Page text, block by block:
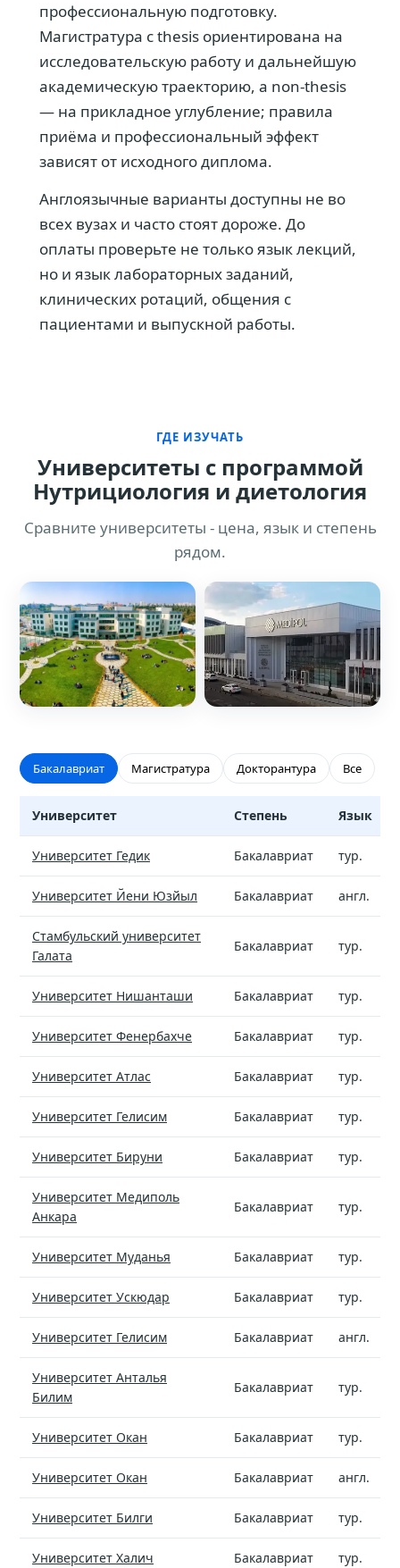
профессиональную подготовку.
Магистратура с thesis ориентирована на
исследовательскую работу и дальнейшую
академическую траекторию, а non-thesis
— на прикладное углубление; правила
приёма и профессиональный эффект
зависят от исходного диплома.
Англоязычные варианты доступны не во
всех вузах и часто стоят дороже. До
оплаты проверьте не только язык лекций,
но и язык лабораторных заданий,
клинических ротаций, общения с
пациентами и выпускной работы.
ГДЕ ИЗУЧАТЬ
Университеты с программой
Нутрициология и диетология
Сравните университеты - цена, язык и степень
рядом.
Бакалавриат Магистратура Докторантура Все
Университет Степень Язык
Университет Гедик Бакалавриат тур.
Университет Йени Юзйыл Бакалавриат англ.
Стамбульский университет
Галата
Бакалавриат тур.
Университет Нишанташи Бакалавриат тур.
Университет Фенербахче Бакалавриат тур.
Университет Атлас Бакалавриат тур.
Университет Гелисим Бакалавриат тур.
Университет Бируни Бакалавриат тур.
Университет Медиполь
Анкара
Бакалавриат тур.
Университет Муданья Бакалавриат тур.
Университет Ускюдар Бакалавриат тур.
Университет Гелисим Бакалавриат англ.
Университет Анталья
Билим
Бакалавриат тур.
Университет Окан Бакалавриат тур.
Университет Окан Бакалавриат англ.
Университет Билги Бакалавриат тур.
Университет Халич Бакалавриат тур.